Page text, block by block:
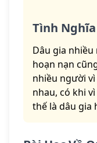
Tình
Dâu gia
hoạn nạn
nhiều người
nhau, có khi
thế là dâu gia